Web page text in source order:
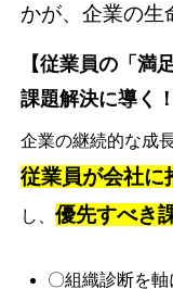
かが、企業の生
【従業員の「満
課題解決に導く！
企業の継続的な成
従業員が会社に
し、優先すべき
〇組織診断を軸